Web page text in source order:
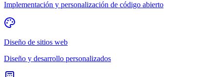
Implementación y personalización de código abierto
Diseño de sitios web
Diseño y desarrollo personalizados